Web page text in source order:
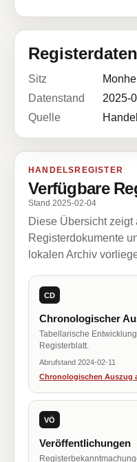
Registerdaten
Sitz
Datenstand
2025-
Quelle
HANDELSREGISTER
Verfügbare
Stand 2025-02-04
Diese Übersicht
Registerdokumente
lokalen Archiv
CD
Chronologischer
Tabellarische
Registerblatt.
Abrufstand 2024-02-11
Chronologischen Auszug
VÖ
Veröffentlichungen